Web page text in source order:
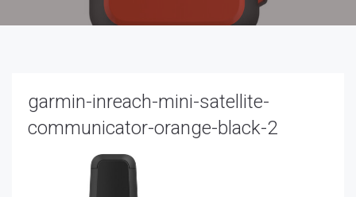
garmin-inreach-mini-satellite-
communicator-orange-black-2